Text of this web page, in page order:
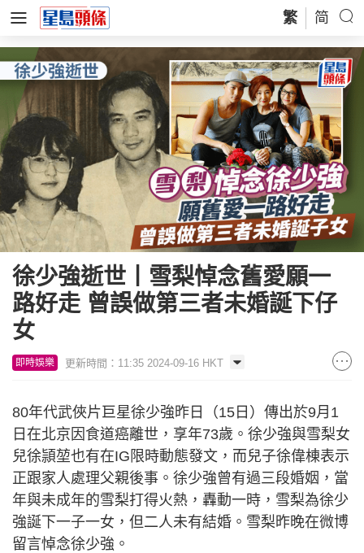
繁 简
徐少強逝世丨雪梨悼念舊愛願一
路好走 曾誤做第三者未婚誕下仔
女
即時娛樂 更新時間：11:35 2024-09-16 HKT
80年代武俠片巨星徐少強昨日（15日）傳出於9月1
日在北京因食道癌離世，享年73歲。徐少強與雪梨女
兒徐頴堃也有在IG限時動態發文，而兒子徐偉棟表示
正跟家人處理父親後事。徐少強曾有過三段婚姻，當
年與未成年的雪梨打得火熱，轟動一時，雪梨為徐少
強誕下一子一女，但二人未有結婚。雪梨昨晚在微博
留言悼念徐少強。